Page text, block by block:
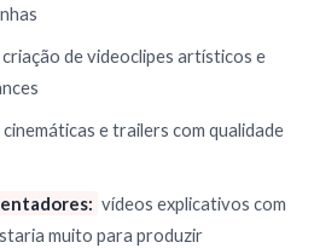
criação de videoclipes artísticos e
cinemáticas e trailers com qualidade
vídeos explicativos com
muito para produzir